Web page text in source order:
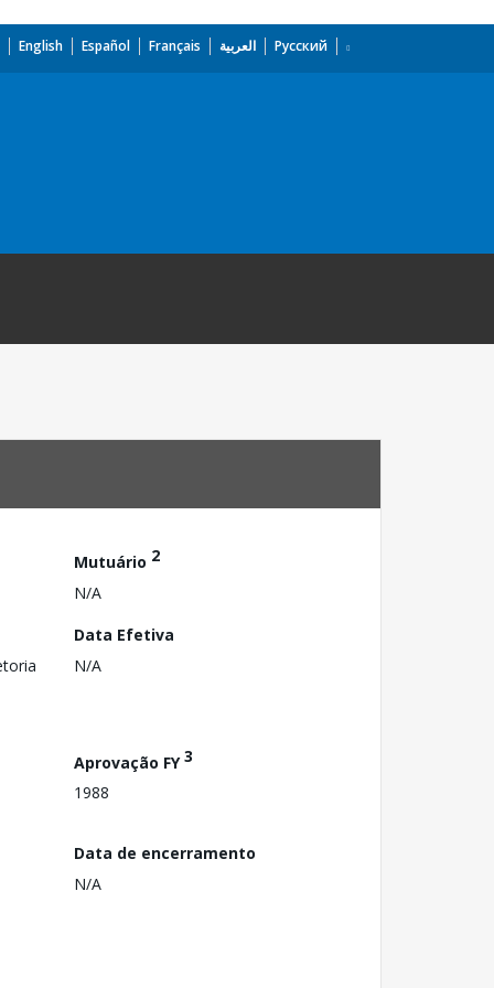
English Español Français العربية Русский
Mutuário 2
N/A
Data Efetiva
N/A
Aprovação FY3
1988
Data de encerramento
N/A